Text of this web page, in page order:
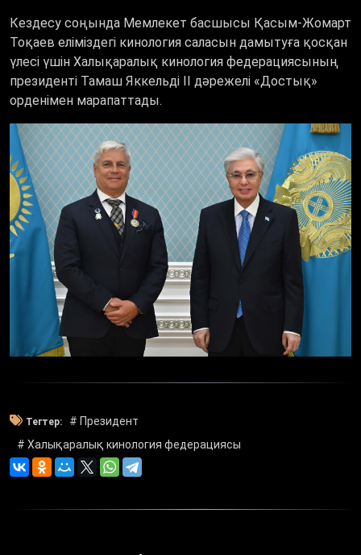
Кездесу соңында Мемлекет басшысы Қасым-Жомарт
Тоқаев еліміздегі кинология саласын дамытуға қосқан
үлесі үшін Халықаралық кинология федерациясының
президенті Тамаш Яккельді II дәрежелі «Достық»
орденімен марапаттады.
Тегтер:
# Президент
# Халықаралық кинология федерациясы